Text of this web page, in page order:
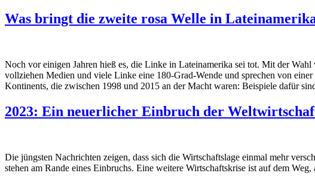
Was bringt die zweite rosa Welle in
Noch vor einigen Jahren hieß es, die Linke in Lateinamerika sei tot. Mit der
vollziehen Medien und viele Linke eine 180-Grad-Wende und sprechen von
Kontinents, die zwischen 1998 und 2015 an der Macht waren: Beispiele dafür
2023: Ein neuerlicher Einbruch der
Die jüngsten Nachrichten zeigen, dass sich die Wirtschaftslage einmal mehr
stehen am Rande eines Einbruchs. Eine weitere Wirtschaftskrise ist auf dem